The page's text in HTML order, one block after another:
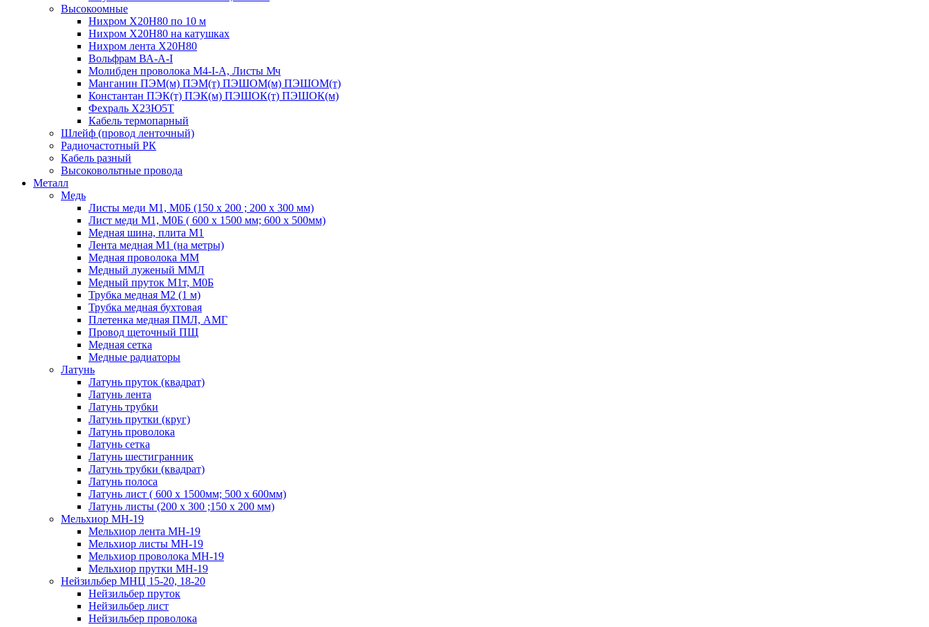
Высокоомные
Нихром Х20Н80 по 10 м
Нихром Х20Н80 на катушках
Нихром лента Х20Н80
Вольфрам ВА-А-I
Молибден проволока М4-I-А, Листы Мч
Манганин ПЭМ(м) ПЭМ(т) ПЭШОМ(м) ПЭШОМ(т)
Константан ПЭК(т) ПЭК(м) ПЭШОК(т) ПЭШОК(м)
Фехраль Х23Ю5Т
Кабель термопарный
Шлейф (провод ленточный)
Радиочастотный РК
Кабель разный
Высоковольтные провода
Металл
Медь
Листы меди М1, М0Б (150 х 200 ; 200 х 300 мм)
Лист меди М1, М0Б ( 600 х 1500 мм; 600 х 500мм)
Медная шина, плита М1
Лента медная М1 (на метры)
Медная проволока ММ
Медный луженый ММЛ
Медный пруток М1т, М0Б
Трубка медная М2 (1 м)
Трубка медная бухтовая
Плетенка медная ПМЛ, АМГ
Провод щеточный ПЩ
Медная сетка
Медные радиаторы
Латунь
Латунь пруток (квадрат)
Латунь лента
Латунь трубки
Латунь прутки (круг)
Латунь проволока
Латунь сетка
Латунь шестигранник
Латунь трубки (квадрат)
Латунь полоса
Латунь лист ( 600 х 1500мм; 500 х 600мм)
Латунь листы (200 х 300 ;150 х 200 мм)
Мельхиор МН-19
Мельхиор лента МН-19
Мельхиор листы МН-19
Мельхиор проволока МН-19
Мельхиор прутки МН-19
Нейзильбер МНЦ 15-20, 18-20
Нейзильбер пруток
Нейзильбер лист
Нейзильбер проволока